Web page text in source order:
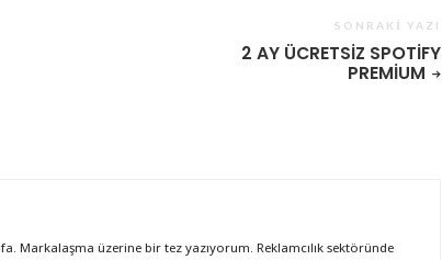
SONRAKI YAZI
2 AY ÜCRETSIZ SPOTIFY
PREMIUM
Markalaşma üzerine bir tez yazıyorum. Reklamcılık sektöründe